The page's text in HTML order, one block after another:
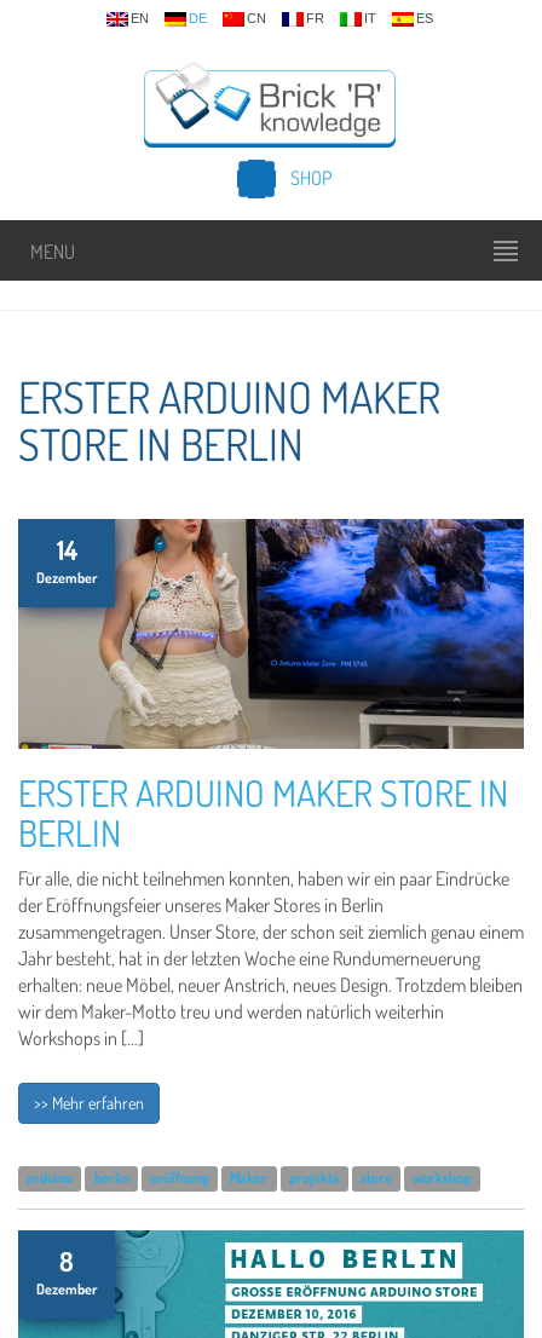
EN DE CN FR IT ES
SHOP
MENU
ERSTER ARDUINO MAKER
STORE IN BERLIN
14
Dezember
ERSTER ARDUINO MAKER STORE IN
BERLIN
Für alle, die nicht teilnehmen konnten, haben wir ein paar Eindrücke
der Eröffnungsfeier unseres Maker Stores in Berlin
zusammengetragen. Unser Store, der schon seit ziemlich genau einem
Jahr besteht, hat in der letzten Woche eine Rundumerneuerung
erhalten: neue Möbel, neuer Anstrich, neues Design. Trotzdem bleiben
wir dem Maker-Motto treu und werden natürlich weiterhin
Workshops in […]
>> Mehr erfahren
arduino berlin eröffnung Maker projekte store workshop
8
Dezember